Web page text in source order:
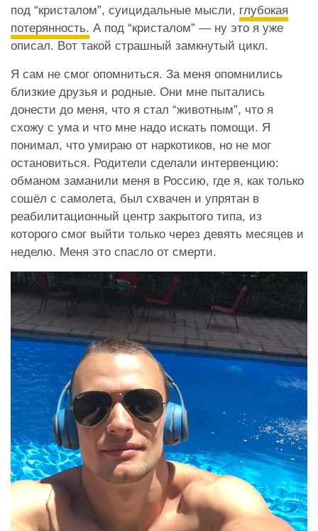
под “кристалом”, суицидальные мысли, глубокая
потерянность. А под “кристалом” — ну это я уже
описал. Вот такой страшный замкнутый цикл.
Я сам не смог опомниться. За меня опомнились
близкие друзья и родные. Они мне пытались
донести до меня, что я стал “животным”, что я
схожу с ума и что мне надо искать помощи. Я
понимал, что умираю от наркотиков, но не мог
остановиться. Родители сделали интервенцию:
обманом заманили меня в Россию, где я, как только
сошёл с самолета, был схвачен и упрятан в
реабилитационный центр закрытого типа, из
которого смог выйти только через девять месяцев и
неделю. Меня это спасло от смерти.